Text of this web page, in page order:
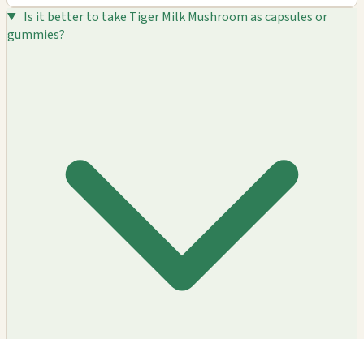
Is it better to take Tiger Milk Mushroom as capsules or
gummies?